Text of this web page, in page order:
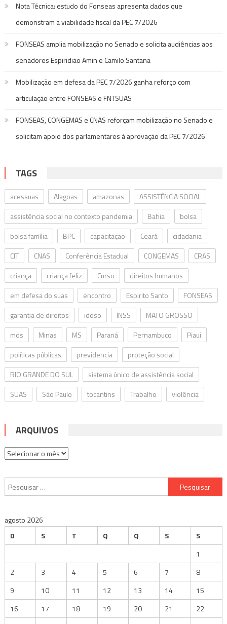
Nota Técnica: estudo do Fonseas apresenta dados que
demonstram a viabilidade fiscal da PEC 7/2026
FONSEAS amplia mobilização no Senado e solicita audiências aos
senadores Espiridião Amin e Camilo Santana
Mobilização em defesa da PEC 7/2026 ganha reforço com
articulação entre FONSEAS e FNTSUAS
FONSEAS, CONGEMAS e CNAS reforçam mobilização no Senado e
solicitam apoio dos parlamentares à aprovação da PEC 7/2026
TAGS
acessuas Alagoas amazonas
ASSISTÊNCIA SOCIAL
assistência social no contexto pandemia
Bahia
bolsa
bolsa família
BPC capacitação Ceará
cidadania
CIT
CNAS Conferência Estadual CONGEMAS
CRAS
criança
criança feliz Curso
direitos humanos
em defesa do suas
encontro Espirito Santo
FONSEAS
garantia de direitos
idoso INSS
MATO GROSSO
mds
Minas MS Paraná Pernambuco
Piaui
políticas públicas
previdencia
proteção social
RIO GRANDE DO SUL
sistema único de assistência social
SUAS
São Paulo tocantins Trabalho violência
ARQUIVOS
Arquivos
Pesquisar
por:
agosto 2026
D
S T Q Q S
S
1
2
3 4 5 6 7
8
9
10 11 12 13 14
15
16
17 18 19 20 21
22